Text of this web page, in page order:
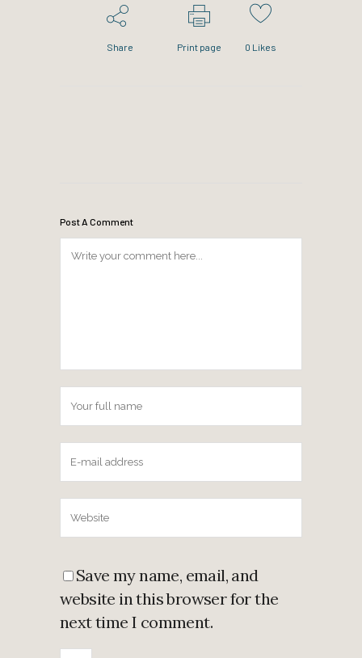
Share Print page 0 Likes
Post A Comment
Save my name, email, and
website in this browser for the
next time I comment.